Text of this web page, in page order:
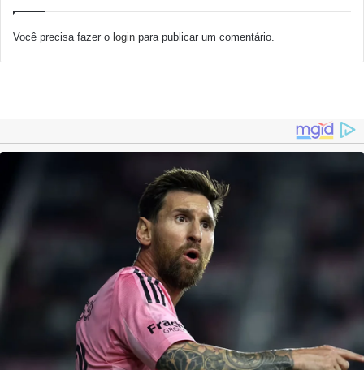
Você precisa fazer o login para publicar um comentário.